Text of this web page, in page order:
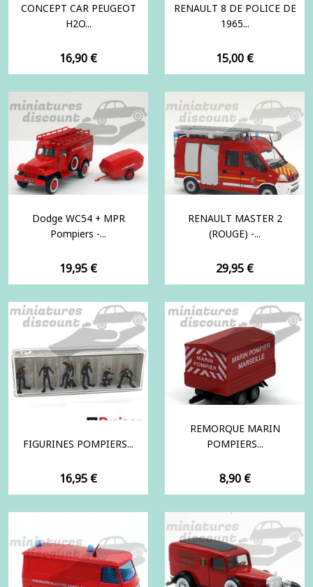
CONCEPT CAR PEUGEOT
H2O...
Prix
16,90 €
RENAULT 8 DE POLICE DE
1965...
Prix
15,00 €
Dodge WC54 + MPR
Pompiers -...
Prix
19,95 €
RENAULT MASTER 2
(ROUGE) -...
Prix
29,95 €
FIGURINES POMPIERS...
Prix
16,95 €
REMORQUE MARIN
POMPIERS...
Prix
8,90 €